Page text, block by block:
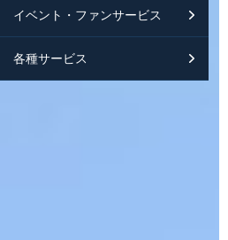
イベント・ファンサービス
各種サービス